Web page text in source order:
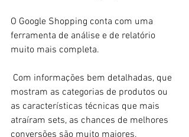
O Google Shopping conta com uma
ferramenta de análise e de relatório
muito mais completa.
mostram as categorias de produtos ou
as características técnicas que mais
atraíram sets, as chances de melhores
conversões são muito maiores.